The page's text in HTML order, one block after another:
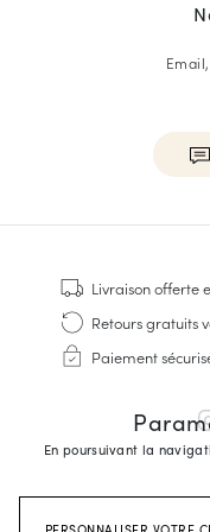
En poursuivant la
Baskets
Cousu Goodyear
Derbies & Richelieu
Richelieus Homme
Sandales & Espadrilles
Sacoches Business
Livraison offerte
Retours gratuits
Paiement